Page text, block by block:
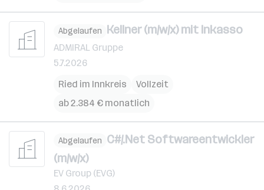
Abgelaufen Kellner (m/w/x) mit Inkasso
ADMIRAL Gruppe
5.7.2026
Ried im Innkreis
Vollzeit
ab 2.384 € monatlich
Abgelaufen C#/.Net Softwareentwickler
(m/w/x)
EV Group (EVG)